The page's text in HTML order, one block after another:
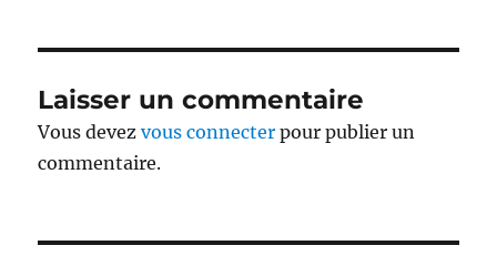
Laisser un commentaire
Vous devezvous connecter pour publier un
commentaire.